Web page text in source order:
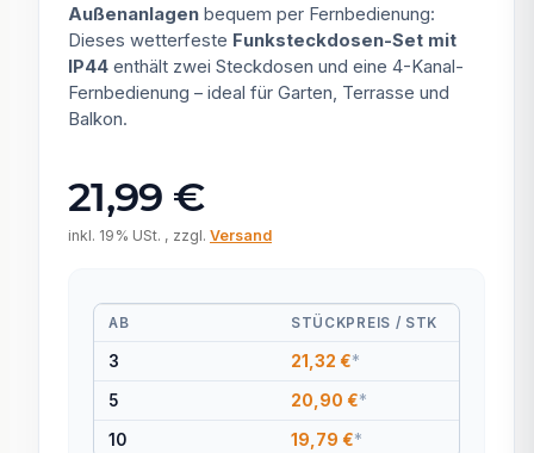
Außenanlagen bequem per Fernbedienung:
Dieses wetterfeste Funksteckdosen-Set mit
IP44 enthält zwei Steckdosen und eine 4-Kanal-
Fernbedienung – ideal für Garten, Terrasse und
Balkon.
21,99 €
inkl. 19% USt. , zzgl. Versand
AB STÜCKPREIS / STK
3 21,32 €*
5 20,90 €*
10 19,79 €*